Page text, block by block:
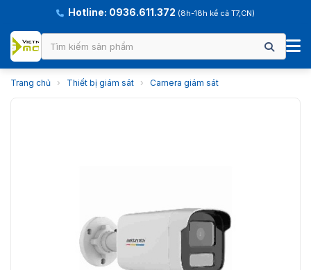
Hotline: 0936.611.372 (8h-18h kể cả T7,CN)
Trang chủ › Thiết bị giám sát › Camera giám sát